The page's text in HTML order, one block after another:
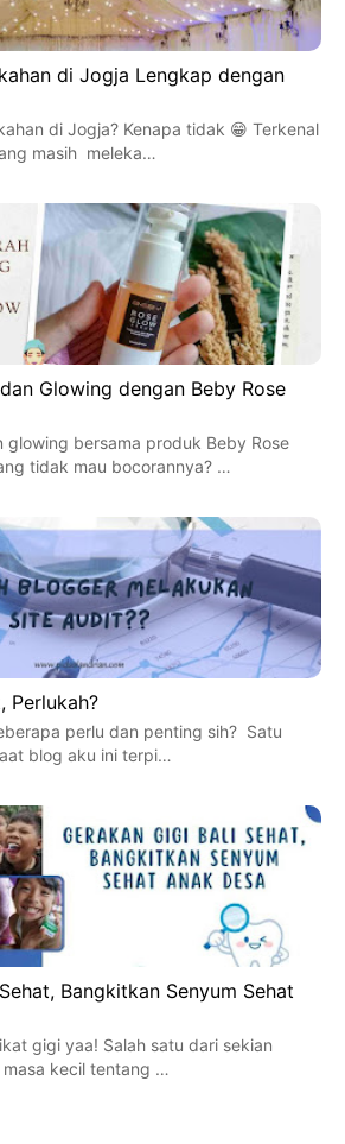
di Jogja Lengkap dengan
di Jogja? Kenapa tidak 😁 Terkenal
masih meleka…
Glowing dengan Beby Rose
glowing bersama produk Beby Rose
tidak mau bocorannya? …
Perlukah?
perlu dan penting sih? Satu
blog aku ini terpi…
Bangkitkan Senyum Sehat
gigi yaa! Salah satu dari sekian
kecil tentang …